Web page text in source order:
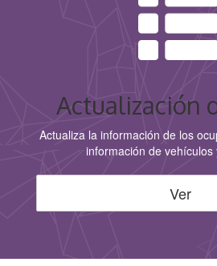
Actualización
Actualiza la información de los
información de vehículos
Ver